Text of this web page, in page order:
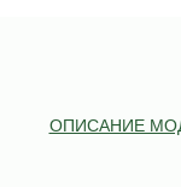
ОПИСАНИЕ